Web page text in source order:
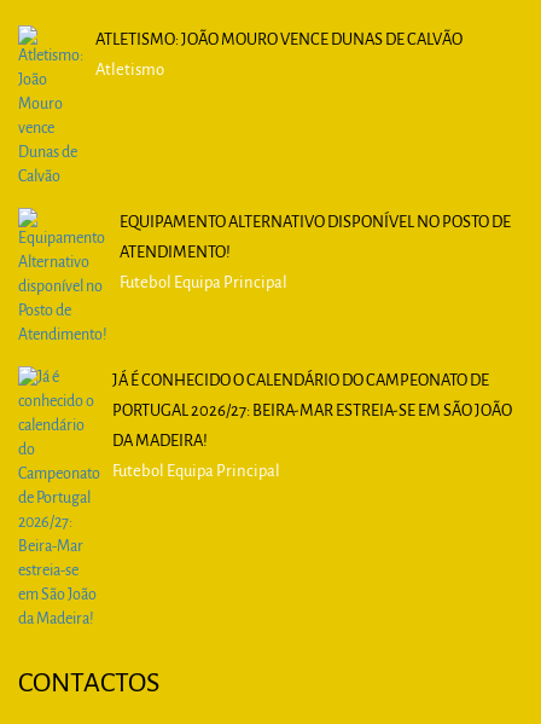
ATLETISMO: JOÃO MOURO VENCE DUNAS DE CALVÃO
Atletismo
EQUIPAMENTO ALTERNATIVO DISPONÍVEL NO POSTO DE
ATENDIMENTO!
Futebol Equipa Principal
JÁ É CONHECIDO O CALENDÁRIO DO CAMPEONATO DE
PORTUGAL 2026/27: BEIRA-MAR ESTREIA-SE EM SÃO JOÃO
DA MADEIRA!
Futebol Equipa Principal
CONTACTOS